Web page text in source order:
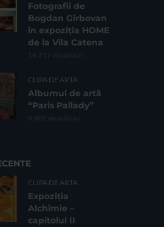
Fotografii de
Bogdan Gîrbovan
în expoziția HOME
de la Vila Catena
16.217 vizualizari
CLIPA DE ARTA
Albumul de artă
“Paris Pallady”
6.602 vizualizari
CLIPA DE ARTA
Expoziția
Alchimie –
capitolul II